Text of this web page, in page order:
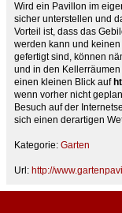
Wird ein Pavillon im
sicher unterstellen und
Vorteil ist, dass das
werden kann und
gefertigt sind, können
und in den
einen kleinen Blick auf
wenn vorher nicht
Besuch auf der
sich einen derartigen
Kategorie: Garten
Url: http://